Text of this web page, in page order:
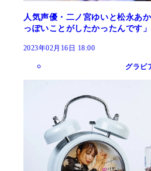
人気声優・二ノ宮ゆいと松永あ
っぽいことがしたかったんです
2023年02月16日 18:00
グラビ